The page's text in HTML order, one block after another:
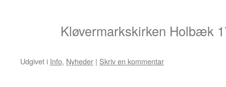
Kløvermarkskirken Holbæk
Udgivet i Info, Nyheder | Skriv en kommentar